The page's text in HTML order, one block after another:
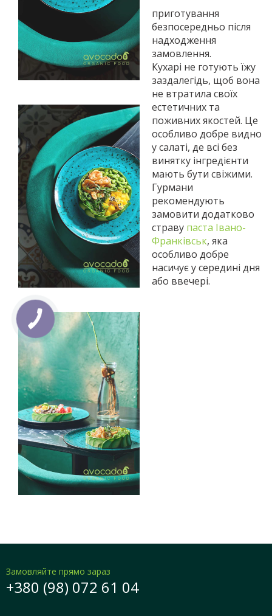
приготування
безпосередньо після
надходження
замовлення.
Кухарі не готують їжу
заздалегідь, щоб вона
не втратила своїх
естетичних та
поживних якостей. Це
особливо добре видно
у салаті, де всі без
винятку інгредієнти
мають бути свіжими.
Гурмани
рекомендують
замовити додатково
страву паста Івано-
Франківськ, яка
особливо добре
насичує у середині дня
або ввечері.
Замовляйте прямо зараз
+380 (98) 072 61 04